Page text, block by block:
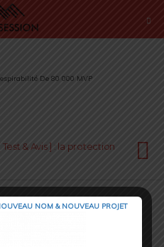
De 80 000 MVP
& Avis ] : la protection
NOM & NOUVEAU PROJET